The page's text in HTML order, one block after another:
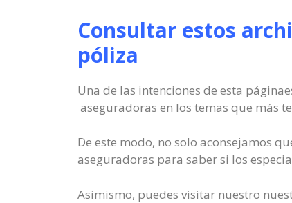
Consultar estos
póliza
Una de las intenciones de esta
aseguradoras en los temas que más
De este modo, no solo aconsejamos
aseguradoras para saber si los
Asimismo, puedes visitar nuestro